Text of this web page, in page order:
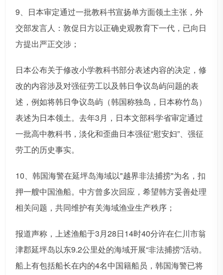
9、日本审定通过一批教科书宣扬单方面领土主张，外
交部发言人：敦促日方以正确史观教育下一代，已向日
方提出严正交涉；
日本公布关于修改小学教科书部分表述内容的决定，修
改的内容涉及对强征劳工以及韩日争议岛屿问题的表
述，例如将韩日争议岛屿（韩国称独岛，日本称竹岛）
表述为日本领土。去年3月，日本文部科学省审定通过
一批高中教科书，淡化和歪曲日本强征“慰安妇”、强征
劳工的历史事实。
10、韩国海警在延坪岛海域以"越界非法捕捞"为名，扣
押一艘中国渔船。中方曾多次回应，希望韩方妥善处理
相关问题，共同维护有关海域渔业生产秩序；
报道声称，上述渔船于3月28日14时40分许在仁川市翁
津郡延坪岛以东9.2公里处的海域开展“非法捕捞”活动。
船上有包括船长在内的4名中国籍船员，韩国海警已将